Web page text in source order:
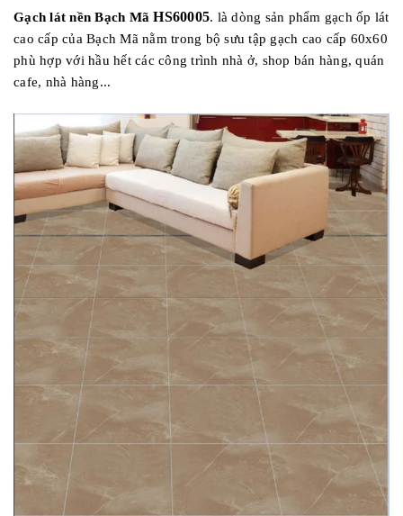
Gạch lát nền Bạch MãHS60005. là dòng sản phẩm gạch ốp lát
cao cấp của Bạch Mã nằm trong bộ sưu tập gạch cao cấp 60x60
phù hợp với hầu hết các công trình nhà ở, shop bán hàng, quán
cafe, nhà hàng...